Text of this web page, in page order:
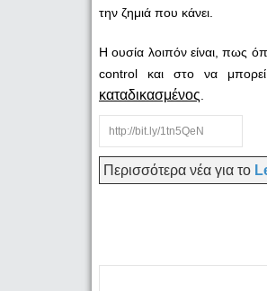
την ζημιά που κάνει.
Η ουσία λοιπόν είναι, πως
control και στο να
καταδικασμένος
Περισσότερα νέα για το